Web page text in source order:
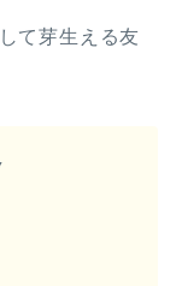
て芽生える友